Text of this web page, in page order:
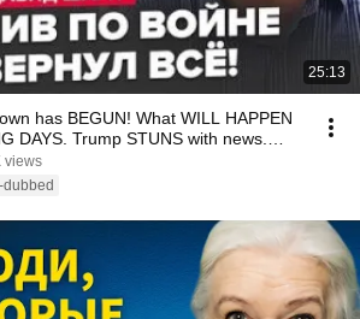
25:13
has BEGUN! What WILL HAPPEN
DAYS. Trump STUNS with news.
views
dubbed